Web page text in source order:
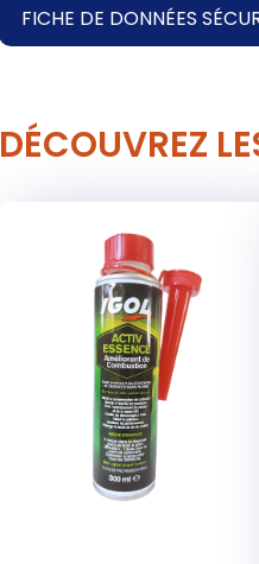
FICHE DE DONNÉES
DÉCOUVREZ